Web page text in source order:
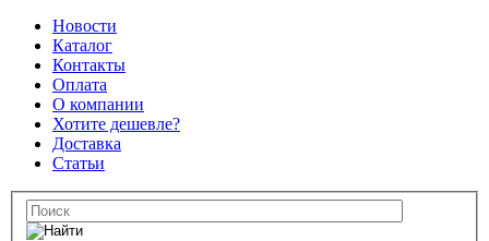
Новости
Каталог
Контакты
Оплата
О компании
Хотите дешевле?
Доставка
Статьи